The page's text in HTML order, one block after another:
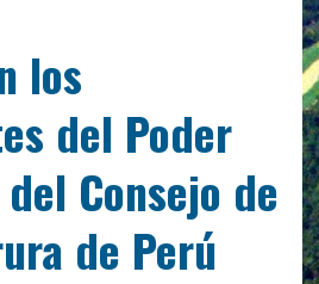
los
del Poder
Consejo de
de Perú